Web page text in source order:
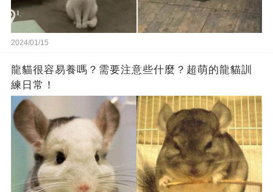
2024/01/15
龍貓很容易養嗎？需要注意些什麼？超萌的龍貓訓
練日常！